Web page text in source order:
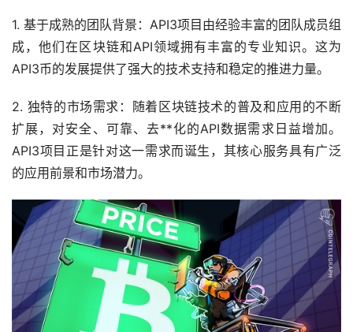
1. 基于成熟的团队背景：API3项目由经验丰富的团队成员组
成，他们在区块链和API领域拥有丰富的专业知识。这为
API3币的发展提供了强大的技术支持和稳定的推进力量。
2. 独特的市场需求：随着区块链技术的普及和应用的不断
扩展，对安全、可靠、去**化的API数据需求日益增加。
API3项目正是针对这一需求而诞生，其核心服务具有广泛
的应用前景和市场潜力。